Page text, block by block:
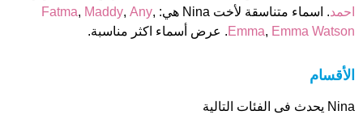
احمد. اسماء متناسقة لأخت Nina هي: Fatma, Maddy, Any,
Emma, Emma Watson . عرض أسماء اكثر مناسبة.
الأقسام
Nina يحدث فى الفئات التالية